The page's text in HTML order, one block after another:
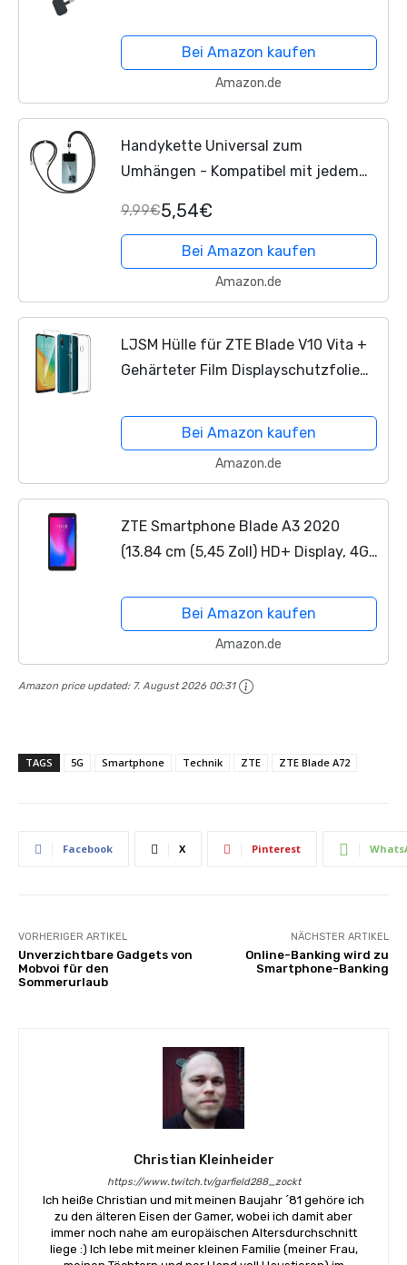
Handyhülle)
Bei Amazon kaufen
Amazon.de
Handykette Universal zum
Umhängen - Kompatibel mit jedem
Umhängen, Hülle mit Kordel,
Handyband mit jeder Hülle
kombinierbar
9,99€5,54€
Bei Amazon kaufen
Amazon.de
LJSM Hülle für ZTE Blade V10 Vita +
Gehärteter Film Displayschutzfolie
Silikon Schutzhülle Flexibel TPU
Tasche Case für ZTE...
Bei Amazon kaufen
Amazon.de
ZTE Smartphone Blade A3 2020
(13.84 cm (5,45 Zoll) HD+ Display, 4G
Speicher, 8MP Hauptkamera und 5MP
Frontkamera, Dual-SIM,...
Bei Amazon kaufen
Amazon.de
Amazon price updated: 7. August 2026 00:31
TAGS 5G Smartphone Technik ZTE ZTE Blade A72
Facebook X Pinterest
VORHERIGER ARTIKEL
Unverzichtbare Gadgets von
Mobvoi für den
Sommerurlaub
NÄCHSTER ARTIKEL
Online-Banking wird zu
Smartphone-Banking
Christian Kleinheider
https://www.twitch.tv/garfield288_zockt
Ich heiße Christian und mit meinen Baujahr ´81 gehöre ich
zu den älteren Eisen der Gamer, wobei ich damit aber
immer noch nahe am europäischen Altersdurchschnitt
liege :) Ich lebe mit meiner kleinen Familie (meiner Frau,